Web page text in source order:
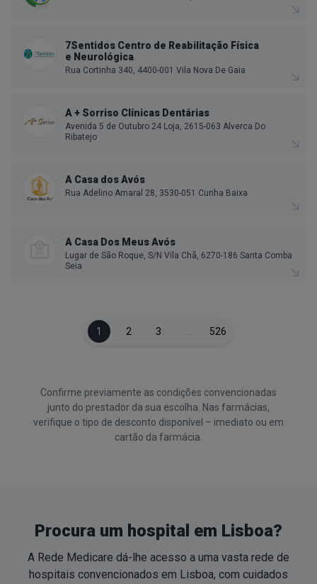
7Sentidos Centro de Reabilitação Física
e Neurológica
Rua Cortinha 340, 4400-001 Vila Nova De Gaia
A + Sorriso Clínicas Dentárias
Avenida 5 de Outubro 24 Loja, 2615-063 Alverca Do
Ribatejo
A Casa dos Avós
Rua Adelino Amaral 28, 3530-051 Cunha Baixa
A Casa Dos Meus Avós
Lugar de São Roque, S/N Vila Chã, 6270-186 Santa Comba
Seia
1 2 3 526
Confirme previamente as condições convencionadas
junto do prestador da sua escolha. Nas farmácias,
verifique o tipo de desconto disponível – imediato ou em
cartão da farmácia.
Procura um hospital em Lisboa?
A Rede Medicare dá-lhe acesso a uma vasta rede de
hospitais convencionados em Lisboa, com cuidados